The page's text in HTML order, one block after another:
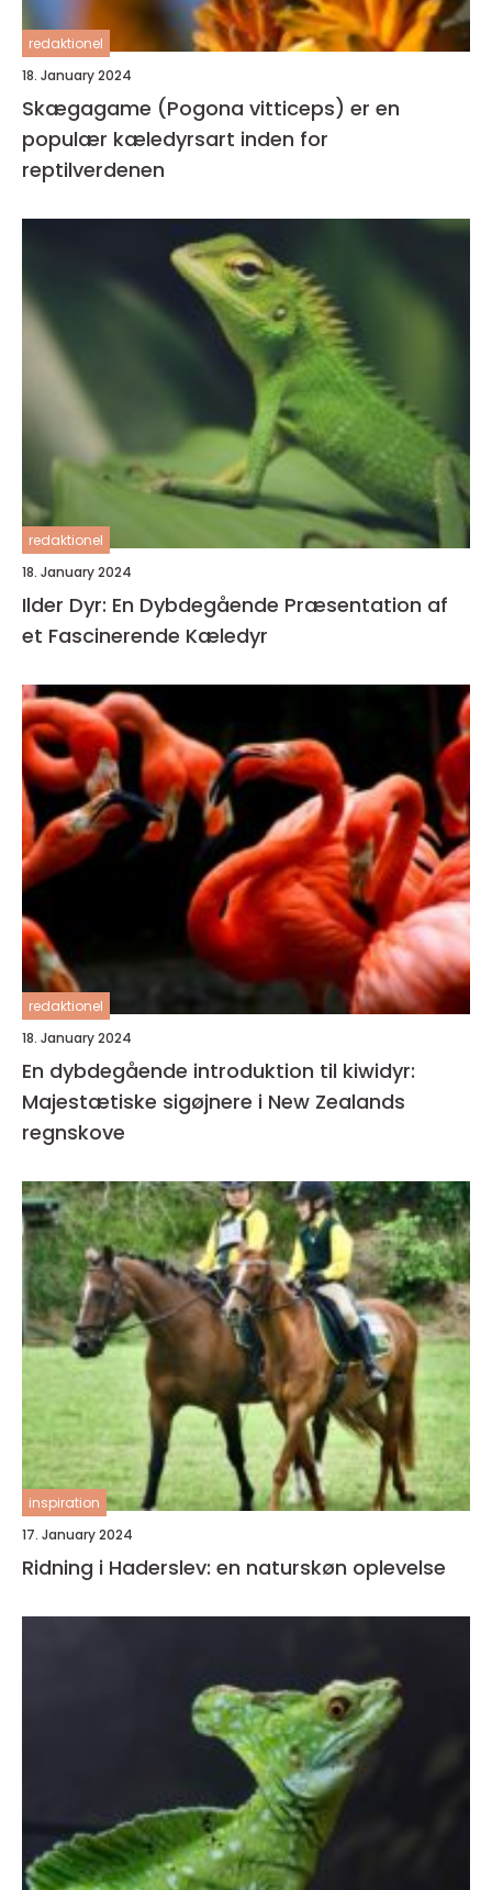
redaktionel
18. January 2024
Skægagame (Pogona vitticeps) er en
populær kæledyrsart inden for
reptilverdenen
redaktionel
18. January 2024
Ilder Dyr: En Dybdegående Præsentation af
et Fascinerende Kæledyr
redaktionel
18. January 2024
En dybdegående introduktion til kiwidyr:
Majestætiske sigøjnere i New Zealands
regnskove
inspiration
17. January 2024
Ridning i Haderslev: en naturskøn oplevelse